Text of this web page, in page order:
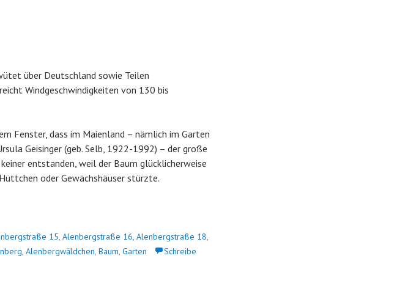
über Deutschland sowie Teilen
Windgeschwindigkeiten von 130 bis
Fenster, dass im Maienland – nämlich im Garten
Geisinger (geb. Selb, 1922-1992) – der große
entstanden, weil der Baum glücklicherweise
oder Gewächshäuser stürzte.
15, Alenbergstraße 16, Alenbergstraße 18,
, Alenbergwäldchen, Baum, Garten
Schreibe